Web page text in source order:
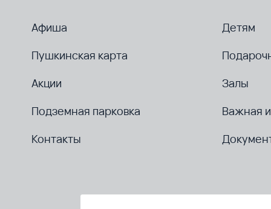
Афиша
Детям
Пушкинская карта
Акции
Залы
Подземная парковка
Важная
Контакты